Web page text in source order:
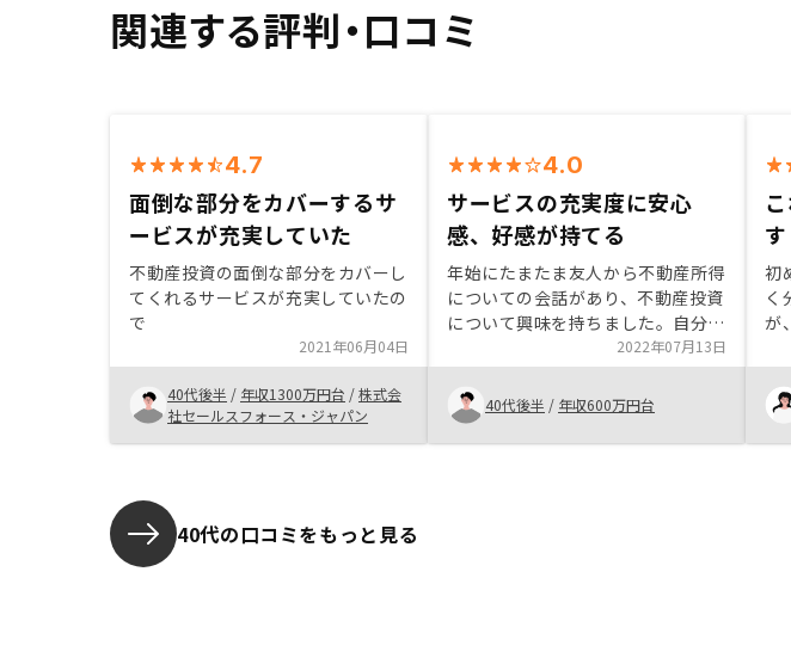
関連する評判・口コミ
4.7
面倒な部分をカバーするサ
ービスが充実していた
不動産投資の面倒な部分をカバーし
てくれるサービスが充実していたの
で
2021年06月04日
40代後半 / 年収1300万円台 /株式会
社セールスフォース・ジャパン
4.0
サービスの充実度に安心
感、好感が持てる
年始にたまたま友人から不動産所得
についての会話があり、不動産投資
について興味を持ちました。自分自
身の信用を活かすことで、将来に備
えられるということをご担当にご教
授頂き、また良い物件をご紹介頂け
たことがスタートのキッカケとなり
ました。
2022年07月13日
40代後半 / 年収600万円台
す
初
く
が
と
か
て
40代の口コミをもっと見る